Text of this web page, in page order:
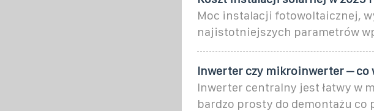
Moc instalacji fotowoltaicznej,
najistotniejszych parametrów
Inwerter czy mikroinwerter – co
Inwerter centralny jest łatwy w
bardzo prosty do demontażu co